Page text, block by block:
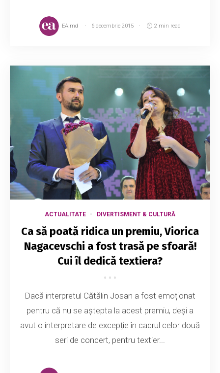
EA.md 6 decembrie 2015 2 min read
ACTUALITATE DIVERTISMENT & CULTURĂ
Ca să poată ridica un premiu, Viorica
Nagacevschi a fost trasă pe sfoară!
Cui îl dedică textiera?
Dacă interpretul Cătălin Josan a fost emoționat
pentru că nu se aștepta la acest premiu, deși a
avut o interpretare de excepție în cadrul celor două
seri de concert, pentru textier...